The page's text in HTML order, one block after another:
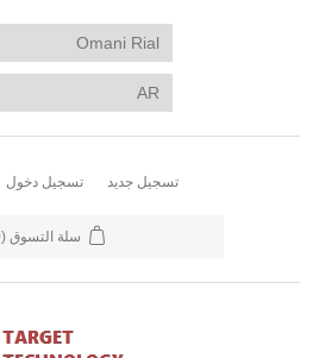
تسجيل جديد تسجيل دخول
سلة التسوق (0)